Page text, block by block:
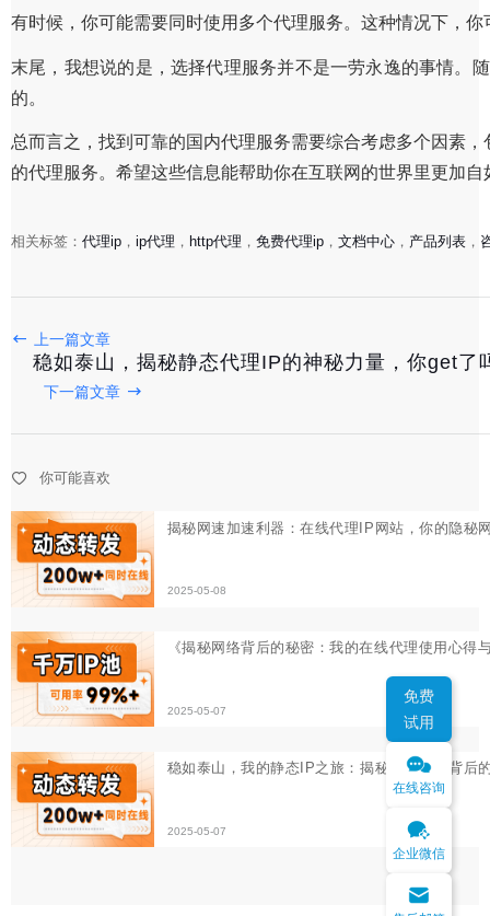
有时候，你可能需要同时使用多个代理服务。这种情况下，
末尾，我想说的是，选择代理服务并不是一劳永逸的事情。
的。
总而言之，找到可靠的国内代理服务需要综合考虑多个因素
的代理服务。希望这些信息能帮助你在互联网的世界里更加自
相关标签： 代理ip ， ip代理 ， http代理 ， 免费代理ip ， 文档中心 ， 产品列表 ，
上一篇文章
稳如泰山，揭秘静态代理IP的神秘力量，你get了
下一篇文章
你可能喜欢
揭秘网速加速利器：在线代理IP网站，你的隐秘网络护航
2025-05-07
免费
试用
在线咨询
企业微信